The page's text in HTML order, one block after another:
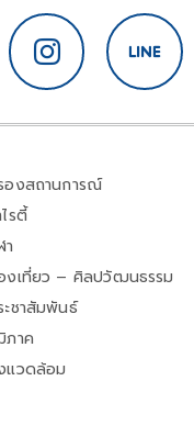
องสถานการณ์
รตี้
า
งเที่ยว – ศิลปวัฒนธรรม
ะชาสัมพันธ์
ภาค
แวดล้อม